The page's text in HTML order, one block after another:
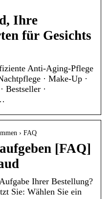
Ihre
für Gesichts
Anti-Aging-Pflege
· Make-Up ·
Bestseller ·
› FAQ
[FAQ]
Ihrer Bestellung?
Sie: Wählen Sie ein